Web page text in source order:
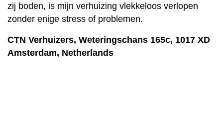
zij boden, is mijn verhuizing vlekkeloos verlopen
zonder enige stress of problemen.
CTN Verhuizers, Weteringschans 165c, 1017 XD
Amsterdam, Netherlands